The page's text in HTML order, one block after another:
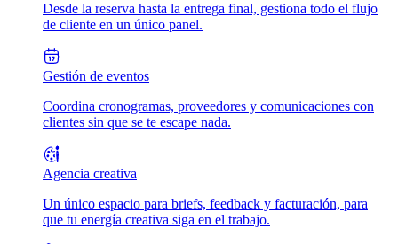
Desde la reserva hasta la entrega final, gestiona todo el flujo
de cliente en un único panel.
Gestión de eventos
Coordina cronogramas, proveedores y comunicaciones con
clientes sin que se te escape nada.
Agencia creativa
Un único espacio para briefs, feedback y facturación, para
que tu energía creativa siga en el trabajo.